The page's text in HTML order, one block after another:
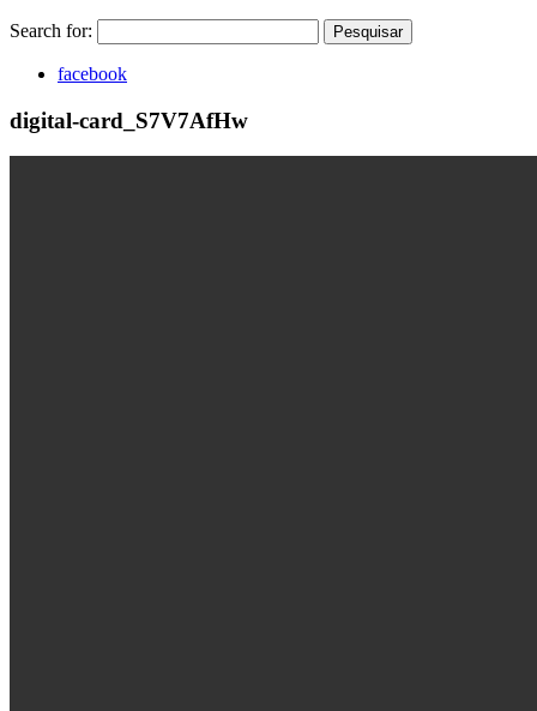
Search for: Pesquisar
facebook
digital-card_S7V7AfHw